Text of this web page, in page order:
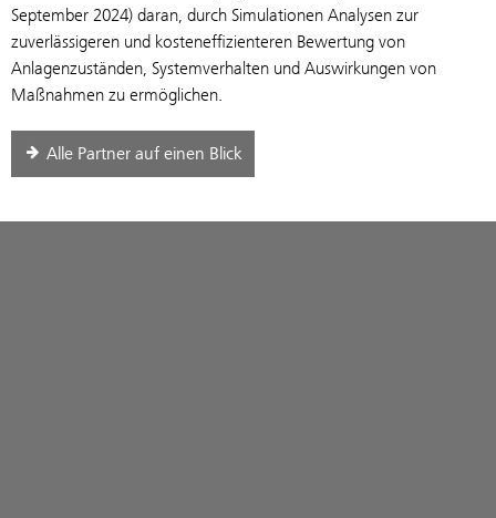
September 2024) daran, durch Simulationen Analysen zur
zuverlässigeren und kosten­effizienteren Bewertung von
Anlagenzuständen, Systemverhalten und Auswirkungen von
Maßnahmen zu ermöglichen.
Alle Partner auf einen Blick